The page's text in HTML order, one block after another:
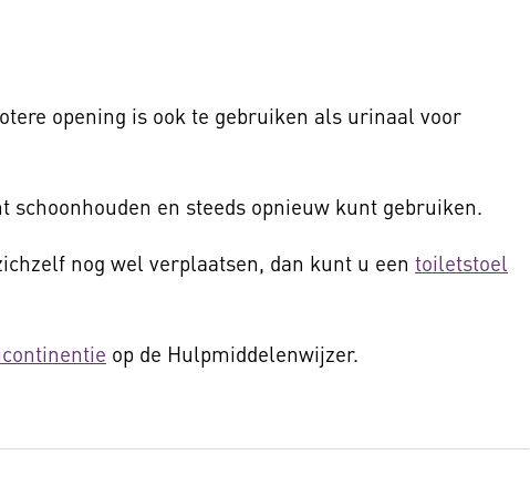
opening is ook te gebruiken als urinaal voor
schoonhouden en steeds opnieuw kunt gebruiken.
nog wel verplaatsen, dan kunt u een toiletstoel
op de Hulpmiddelenwijzer.